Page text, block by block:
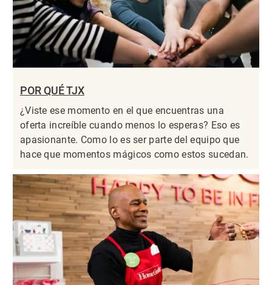
POR QUÉ TJX
¿Viste ese momento en el que encuentras una
oferta increíble cuando menos lo esperas? Eso es
apasionante. Como lo es ser parte del equipo que
hace que momentos mágicos como estos sucedan.